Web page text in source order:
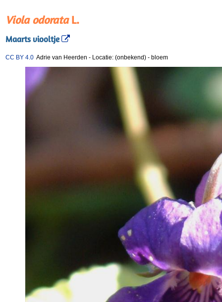
Viola odorataL.
Maarts viooltje
CC BY 4.0 Adrie van Heerden - Locatie: (onbekend) - bloem